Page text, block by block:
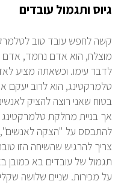
גיוס ותגמול עובדים
קשה לחפש עובד טוב
מוצלח, הוא אדם נחמד,
לדבר עימו. וכשאתה מציע
טלמרקטינג, הוא לרוב יעקם
בטוח שאני רוצה להציק
אך בניית מחלקת טלמרקטינג
להתבסס על "הצקה לאנשים",
צריך להרגיש שהשיחה הזו
תגמול של עובדים בא כמובן
על מכירות. שניים שלושה